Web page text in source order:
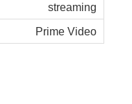
streaming
Prime Video